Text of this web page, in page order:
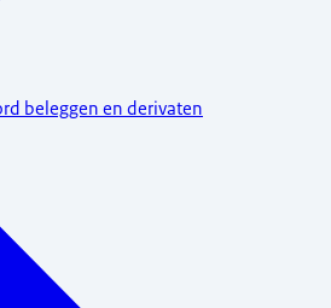
beleggen en derivaten